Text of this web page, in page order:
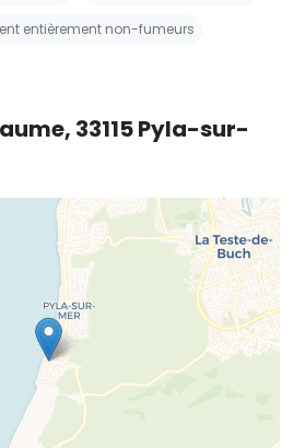
entièrement non-fumeurs
33115 Pyla-sur-